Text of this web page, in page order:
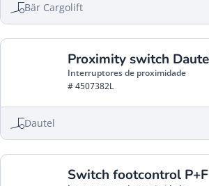
Bär Cargolift
Proximity switch
Interruptores de proximidade
# 4507382L
Dautel
Switch footcontrol P+F